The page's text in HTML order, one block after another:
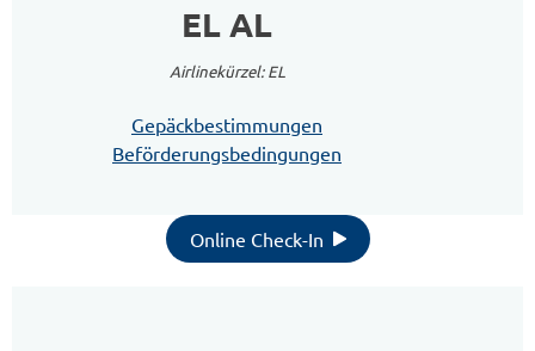
EL AL
Airlinekürzel: EL
Gepäckbestimmungen
Beförderungsbedingungen
Online Check-In